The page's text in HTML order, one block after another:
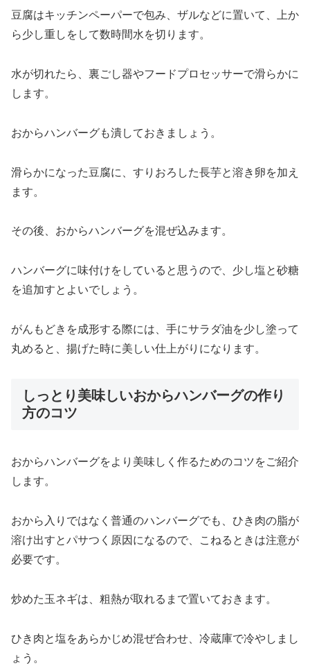
豆腐はキッチンペーパーで包み、ザルなどに置いて、上か
ら少し重しをして数時間水を切ります。
水が切れたら、裏ごし器やフードプロセッサーで滑らかに
します。
おからハンバーグも潰しておきましょう。
滑らかになった豆腐に、すりおろした長芋と溶き卵を加え
ます。
その後、おからハンバーグを混ぜ込みます。
ハンバーグに味付けをしていると思うので、少し塩と砂糖
を追加すとよいでしょう。
がんもどきを成形する際には、手にサラダ油を少し塗って
丸めると、揚げた時に美しい仕上がりになります。
しっとり美味しいおからハンバーグの作り
方のコツ
おからハンバーグをより美味しく作るためのコツをご紹介
します。
おから入りではなく普通のハンバーグでも、ひき肉の脂が
溶け出すとパサつく原因になるので、こねるときは注意が
必要です。
炒めた玉ネギは、粗熱が取れるまで置いておきます。
ひき肉と塩をあらかじめ混ぜ合わせ、冷蔵庫で冷やしまし
ょう。